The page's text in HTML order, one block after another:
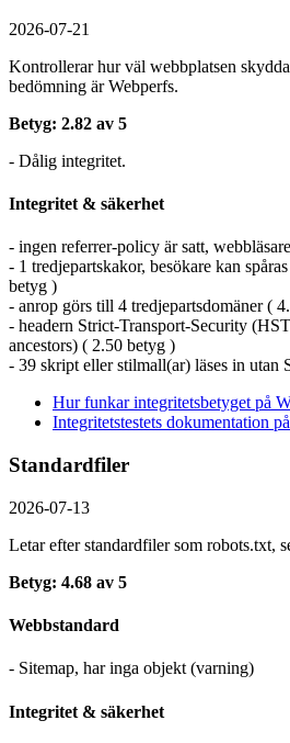
2026-07-21
Kontrollerar hur väl webbplatsen
bedömning är Webperfs.
Betyg: 2.82 av 5
- Dålig integritet.
Integritet & säkerhet
- ingen referrer-policy är satt,
- 1 tredjepartskakor, besökare kan
betyg )
- anrop görs till 4 tredjepartsdomäner (
- headern Strict-Transport-Security
ancestors) ( 2.50 betyg )
- 39 skript eller stilmall(ar) läses in utan
Hur funkar integritetsbetyget på
Integritetstestets dokumentation
Standardfiler
2026-07-13
Letar efter standardfiler som robots.txt,
Betyg: 4.68 av 5
Webbstandard
- Sitemap, har inga objekt (varning)
Integritet & säkerhet